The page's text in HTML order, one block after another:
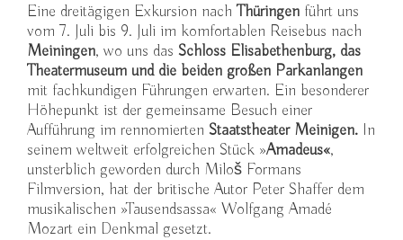
Eine dreitägigen Exkursion nachThüringen führt uns
vom 7. Juli bis 9. Juli im komfortablen Reisebus nach
Meiningen, wo uns das Schloss Elisabethenburg, das
Theatermuseum und die beiden großen Parkanlangen
mit fachkundigen Führungen erwarten. Ein besonderer
Höhepunkt ist der gemeinsame Besuch einer
Aufführung im rennomierten Staatstheater Meinigen. In
seinem weltweit erfolgreichen Stück »Amadeus«,
unsterblich geworden durch Miloš Formans
Filmversion, hat der britische Autor Peter Shaffer dem
musikalischen »Tausendsassa« Wolfgang Amadé
Mozart ein Denkmal gesetzt.